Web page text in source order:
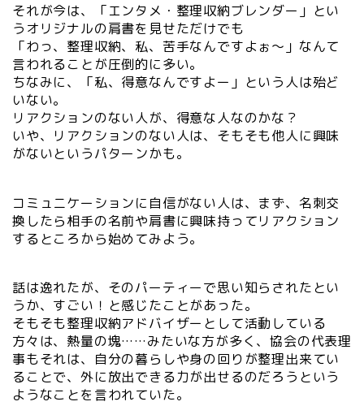
それが今は、「エンタメ・整理収納ブレンダー」とい
うオリジナルの肩書を見せただけでも
「わっ、整理収納、私、苦手なんですよぉ～」なんて
言われることが圧倒的に多い。
ちなみに、「私、得意なんですよー」という人は殆ど
いない。
リアクションのない人が、得意な人なのかな？
いや、リアクションのない人は、そもそも他人に興味
がないというパターンかも。
コミュニケーションに自信がない人は、まず、名刺交
換したら相手の名前や肩書に興味持ってリアクション
するところから始めてみよう。
話は逸れたが、そのパーティーで思い知らされたとい
うか、すごい！と感じたことがあった。
そもそも整理収納アドバイザーとして活動している
方々は、熱量の塊……みたいな方が多く、協会の代表理
事もそれは、自分の暮らしや身の回りが整理出来てい
ることで、外に放出できる力が出せるのだろうという
ようなことを言われていた。